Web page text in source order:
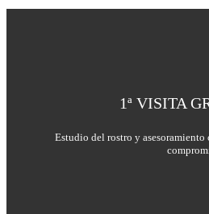
1ª VISITA
Estudio del rostro y